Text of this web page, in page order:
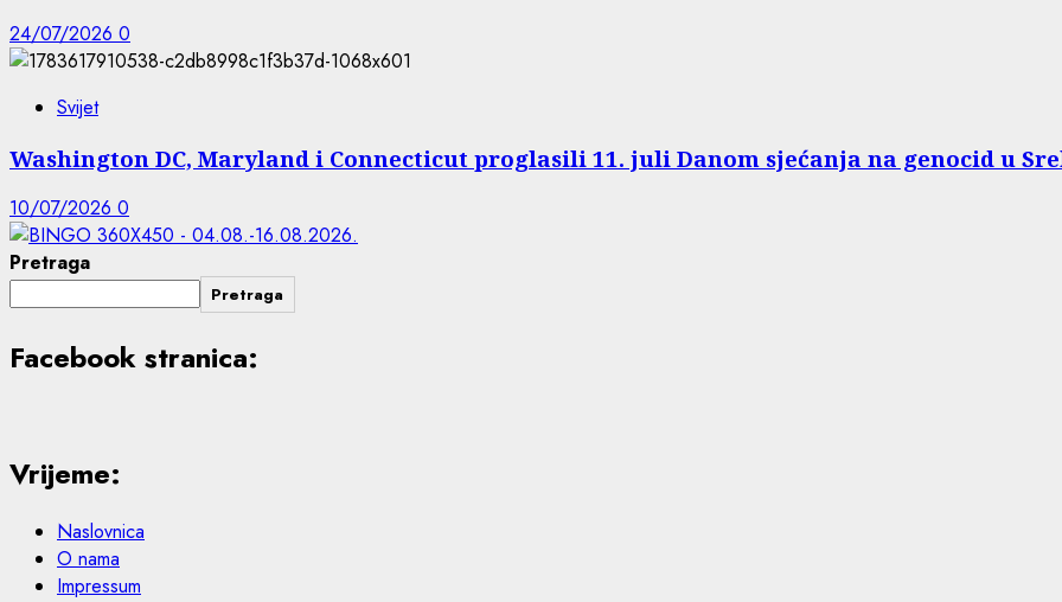
24/07/2026 0
Svijet
Washington DC, Maryland i Connecticut proglasili 11. juli Danom sjećanja na genocid u
10/07/2026 0
Pretraga
Pretraga
Facebook stranica:
Vrijeme:
Naslovnica
O nama
Impressum